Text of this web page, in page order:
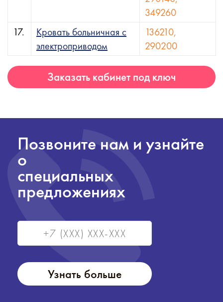
349260
17.
Кровать больничная с
электроприводом
136210,
290200
Заказать кабинет под ключ
Позвоните нам и узнайте
о
специальных
предложениях
Узнать больше